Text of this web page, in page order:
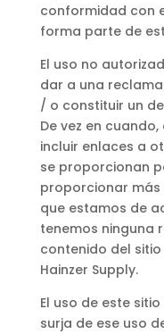
conformidad con
forma parte de
El uso no
dar a una
/ o constituir un
De vez en
incluir enlaces a
se proporcionan
proporcionar más
que estamos de
tenemos ninguna
contenido del
Hainzer Supply.
El uso de este
surja de ese uso